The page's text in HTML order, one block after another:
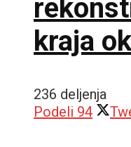
kraja
236 deljenja
Podeli 94